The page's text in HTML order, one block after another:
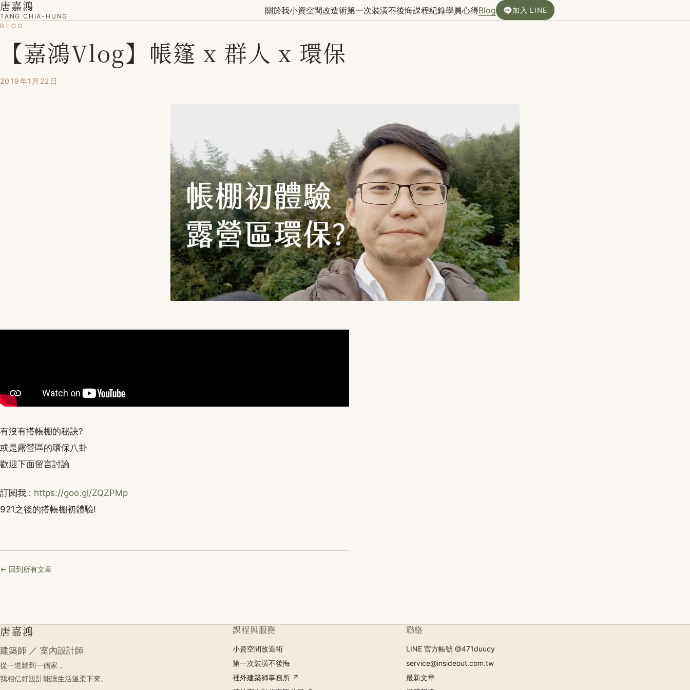
唐嘉鴻
TANG CHIA-HUNG
關於我小資空間改造術第一次裝潢不後悔課程紀錄學員心得Blog 加入 LINE
BLOG
【嘉鴻Vlog】帳篷 x 群人 x 環保
2019年1月22日
有沒有搭帳棚的秘訣?
或是露營區的環保八卦
歡迎下面留言討論
訂閱我 : https://goo.gl/ZQZPMp
921之後的搭帳棚初體驗!
← 回到所有文章
唐嘉鴻
建築師 ／ 室內設計師
從一道牆到一個家，
我相信好設計能讓生活溫柔下來。
課程與服務
小資空間改造術
第一次裝潢不後悔
裡外建築師事務所 ↗
聯絡
LINE 官方帳號 @471duucy
service@insideout.com.tw
最新文章